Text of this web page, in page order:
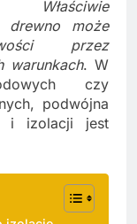
Właściwie
drewno może
przez
warunkach. W
czy
podwójna
i izolacji jest